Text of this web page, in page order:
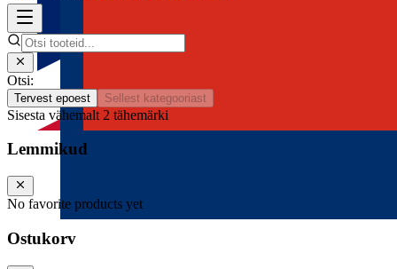
Otsi:
Tervest epoest Sellest kategooriast
Sisesta vähemalt 2 tähemärki
Lemmikud
No favorite products yet
Ostukorv